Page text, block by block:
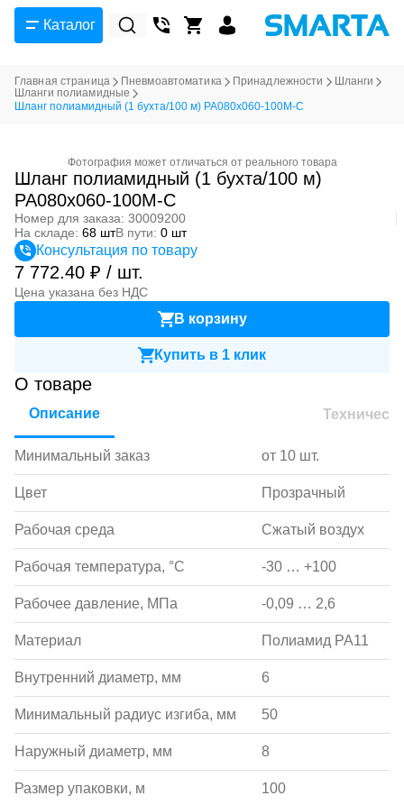
Каталог
Главная страница Пневмоавтоматика Принадлежности
Шланги
Шланги полиамидные
Шланг полиамидный (1 бухта/100 м) PA080x060-100M-C
Фотография может отличаться от реального товара
Шланг полиамидный (1 бухта/100 м)
PA080x060-100M-C
Номер для заказа: 30009200
На складе: 68 штВ пути: 0 шт
Консультация по товару
7 772.40 ₽ / шт.
Цена указана без НДС
В корзину
Купить в 1 клик
О товаре
Описание
Минимальный заказ от 10 шт.
Цвет Прозрачный
Рабочая среда Сжатый воздух
Рабочая температура, °С -30 … +100
Рабочее давление, МПа -0,09 … 2,6
Материал Полиамид PA11
Внутренний диаметр, мм 6
Минимальный радиус изгиба, мм 50
Наружный диаметр, мм 8
Размер упаковки, м 100